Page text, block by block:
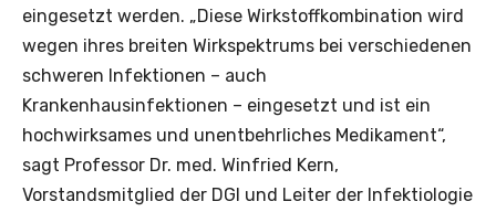
eingesetzt werden. „Diese Wirkstoffkombination wird
wegen ihres breiten Wirkspektrums bei verschiedenen
schweren Infektionen – auch
Krankenhausinfektionen – eingesetzt und ist ein
hochwirksames und unentbehrliches Medikament“,
sagt Professor Dr. med. Winfried Kern,
Vorstandsmitglied der DGI und Leiter der Infektiologie